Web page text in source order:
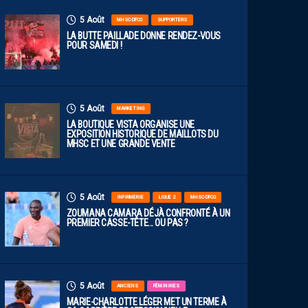
5 Août MHSC-DFCO SUPPORTERS
LA BUTTE PAILLADE DONNE RENDEZ-VOUS
POUR SAMEDI !
5 Août MARKETING
LA BOUTIQUE VISTA ORGANISE UNE
EXPOSITION HISTORIQUE DE MAILLOTS DU
MHSC ET UNE GRANDE VENTE
5 Août INFIRMERIE LIGUE 2 MHSC-DFCO
ZOUMANA CAMARA DÉJÀ CONFRONTÉ À UN
PREMIER CASSE-TÊTE… OU PAS ?
5 Août ANCIENS FÉMININES
MARIE-CHARLOTTE LÉGER MET UN TERME À